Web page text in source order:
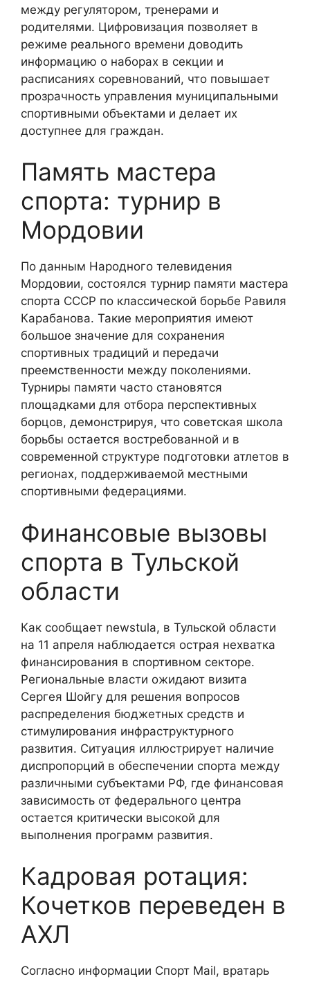
между регулятором, тренерами и
родителями. Цифровизация позволяет в
режиме реального времени доводить
информацию о наборах в секции и
расписаниях соревнований, что повышает
прозрачность управления муниципальными
спортивными объектами и делает их
доступнее для граждан.
Память мастера
спорта: турнир в
Мордовии
По данным Народного телевидения
Мордовии, состоялся турнир памяти мастера
спорта СССР по классической борьбе Равиля
Карабанова. Такие мероприятия имеют
большое значение для сохранения
спортивных традиций и передачи
преемственности между поколениями.
Турниры памяти часто становятся
площадками для отбора перспективных
борцов, демонстрируя, что советская школа
борьбы остается востребованной и в
современной структуре подготовки атлетов в
регионах, поддерживаемой местными
спортивными федерациями.
Финансовые вызовы
спорта в Тульской
области
Как сообщает newstula, в Тульской области
на 11 апреля наблюдается острая нехватка
финансирования в спортивном секторе.
Региональные власти ожидают визита
Сергея Шойгу для решения вопросов
распределения бюджетных средств и
стимулирования инфраструктурного
развития. Ситуация иллюстрирует наличие
диспропорций в обеспечении спорта между
различными субъектами РФ, где финансовая
зависимость от федерального центра
остается критически высокой для
выполнения программ развития.
Кадровая ротация:
Кочетков переведен в
АХЛ
Согласно информации Спорт Mail, вратарь